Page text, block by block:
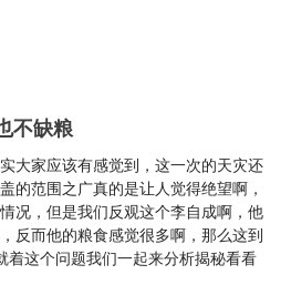
不缺粮
大家应该有感觉到，这一次的天灾还
的范围之广真的是让人觉得绝望啊，
况，但是我们反观这个李自成啊，他
反而他的粮食感觉很多啊，那么这到
着这个问题我们一起来分析揭秘看看